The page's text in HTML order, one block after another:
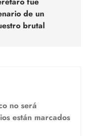
de un
brutal
no será
están marcados